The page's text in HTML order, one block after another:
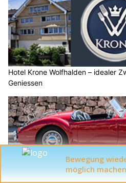
Hotel Krone Wolfhalden – idealer
Geniessen